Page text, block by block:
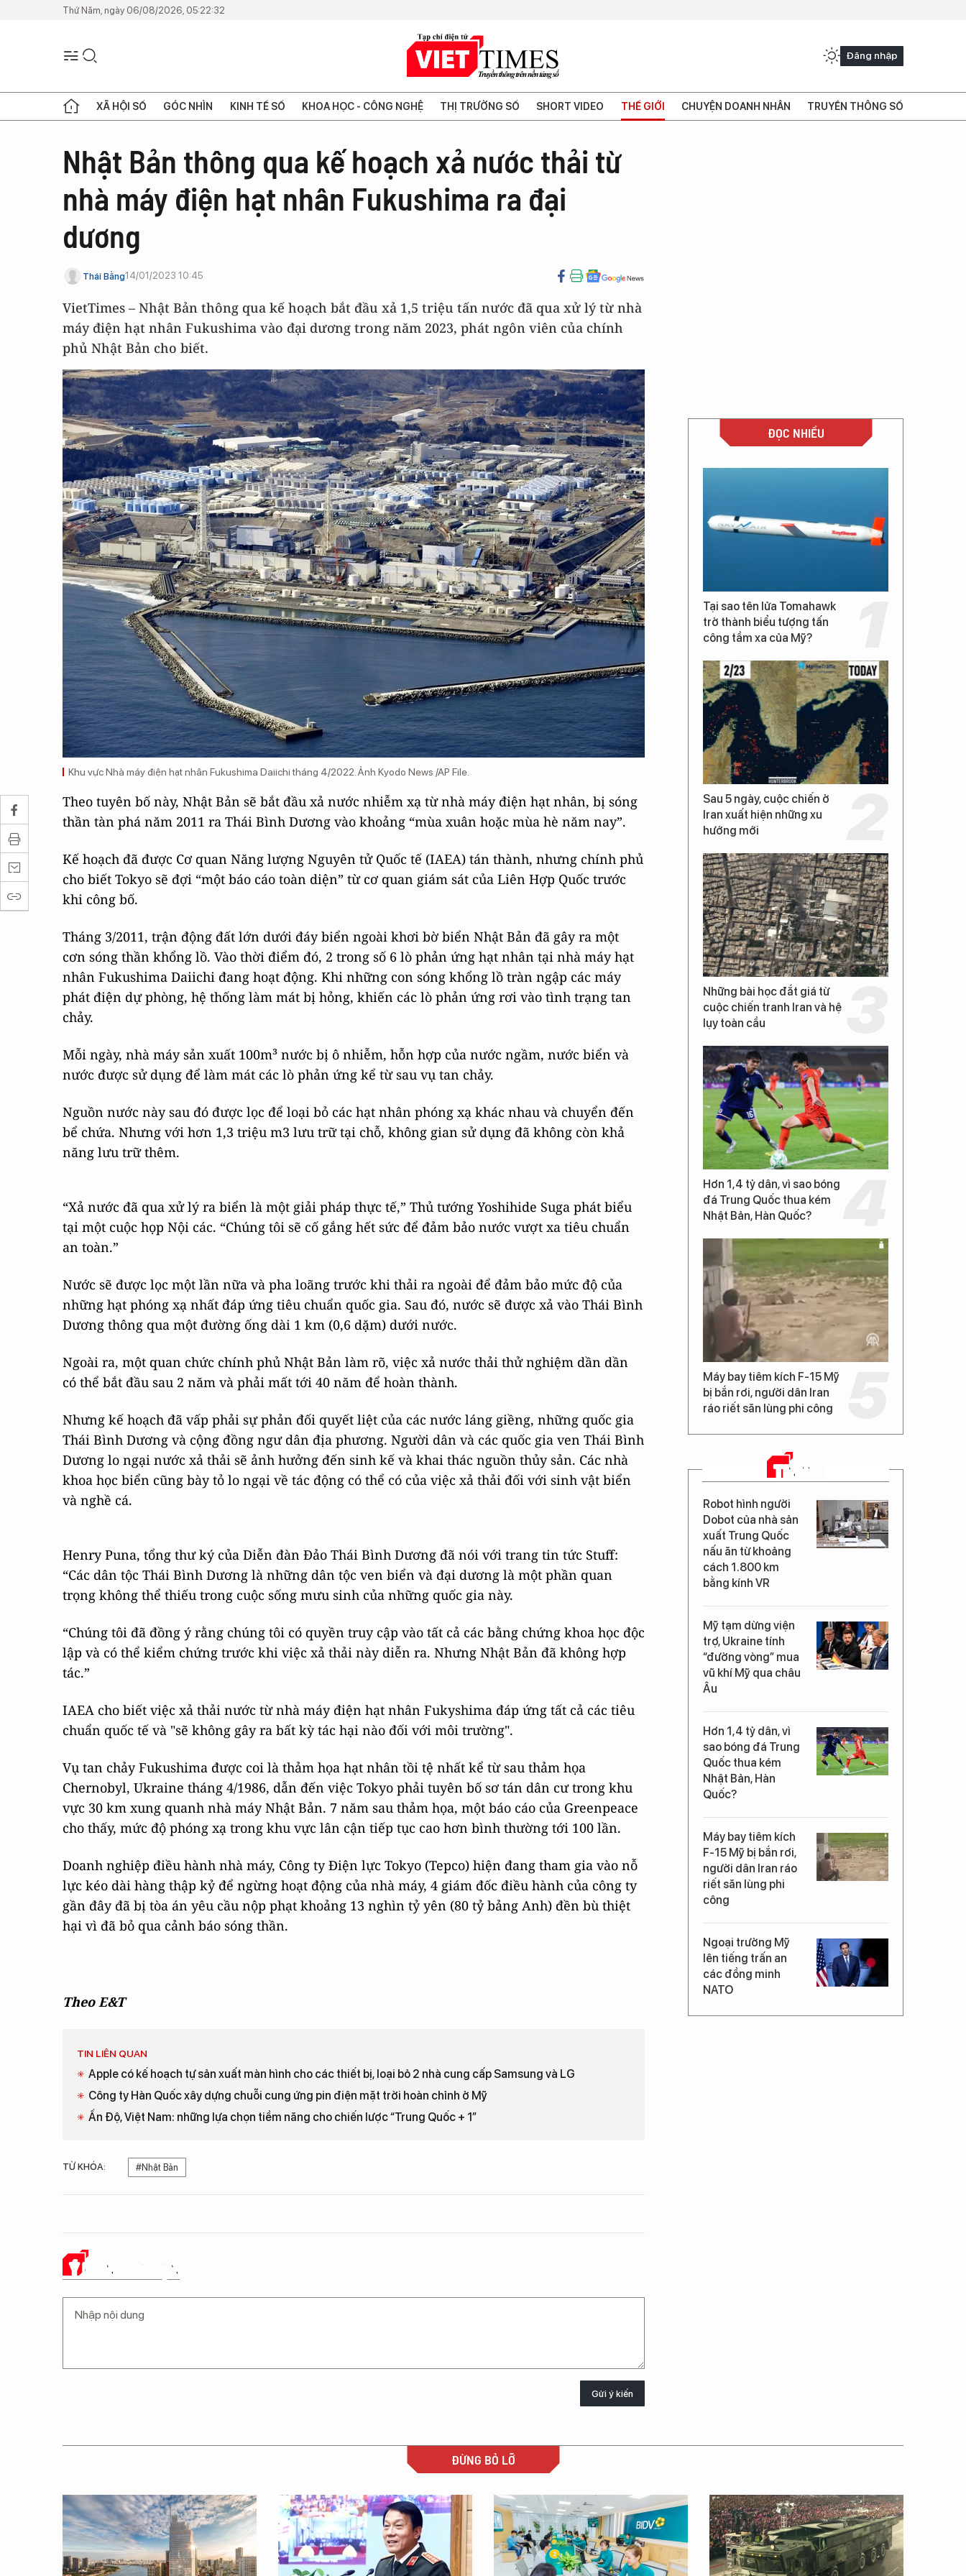
Thứ Năm, ngày 06/08/2026, 05:22:32
Đăng nhập
XÃ HỘI SỐ GÓC NHÌN KINH TẾ SỐ KHOA HỌC - CÔNG NGHỆ THỊ TRƯỜNG SỐ SHORT VIDEO THẾ GIỚI CHUYỆN DOANH NHÂN TRUYỀN THÔNG SỐ
Nhật Bản thông qua kế hoạch xả nước thải từ
nhà máy điện hạt nhân Fukushima ra đại
dương
Thái Bằng14/01/2023 10:45
VietTimes – Nhật Bản thông qua kế hoạch bắt đầu xả 1,5 triệu tấn nước đã qua xử lý từ nhà
máy điện hạt nhân Fukushima vào đại dương trong năm 2023, phát ngôn viên của chính
phủ Nhật Bản cho biết.
Khu vực Nhà máy điện hạt nhân Fukushima Daiichi tháng 4/2022. Ảnh Kyodo News /AP File.
Theo tuyên bố này, Nhật Bản sẽ bắt đầu xả nước nhiễm xạ từ nhà máy điện hạt nhân, bị sóng
thần tàn phá năm 2011 ra Thái Bình Dương vào khoảng “mùa xuân hoặc mùa hè năm nay”.
Kế hoạch đã được Cơ quan Năng lượng Nguyên tử Quốc tế (IAEA) tán thành, nhưng chính phủ
cho biết Tokyo sẽ đợi “một báo cáo toàn diện” từ cơ quan giám sát của Liên Hợp Quốc trước
khi công bố.
Tháng 3/2011, trận động đất lớn dưới đáy biển ngoài khơi bờ biển Nhật Bản đã gây ra một
cơn sóng thần khổng lồ. Vào thời điểm đó, 2 trong số 6 lò phản ứng hạt nhân tại nhà máy hạt
nhân Fukushima Daiichi đang hoạt động. Khi những con sóng khổng lồ tràn ngập các máy
phát điện dự phòng, hệ thống làm mát bị hỏng, khiến các lò phản ứng rơi vào tình trạng tan
chảy.
Mỗi ngày, nhà máy sản xuất 100m³ nước bị ô nhiễm, hỗn hợp của nước ngầm, nước biển và
nước được sử dụng để làm mát các lò phản ứng kể từ sau vụ tan chảy.
Nguồn nước này sau đó được lọc để loại bỏ các hạt nhân phóng xạ khác nhau và chuyển đến
bể chứa. Nhưng với hơn 1,3 triệu m­3 lưu trữ tại chỗ, không gian sử dụng đã không còn khả
năng lưu trữ thêm.
“Xả nước đã qua xử lý ra biển là một giải pháp thực tế,” Thủ tướng Yoshihide Suga phát biểu
tại một cuộc họp Nội các. “Chúng tôi sẽ cố gắng hết sức để đảm bảo nước vượt xa tiêu chuẩn
an toàn.”
Nước sẽ được lọc một lần nữa và pha loãng trước khi thải ra ngoài để đảm bảo mức độ của
những hạt phóng xạ nhất đáp ứng tiêu chuẩn quốc gia. Sau đó, nước sẽ được xả vào Thái Bình
Dương thông qua một đường ống dài 1 km (0,6 dặm) dưới nước.
Ngoài ra, một quan chức chính phủ Nhật Bản làm rõ, việc xả nước thải thử nghiệm dần dần
có thể bắt đầu sau 2 năm và phải mất tới 40 năm để hoàn thành.
Nhưng kế hoạch đã vấp phải sự phản đối quyết liệt của các nước láng giềng, những quốc gia
Thái Bình Dương và cộng đồng ngư dân địa phương. Người dân và các quốc gia ven Thái Bình
Dương lo ngại nước xả thải sẽ ảnh hưởng đến sinh kế và khai thác nguồn thủy sản. Các nhà
khoa học biển cũng bày tỏ lo ngại về tác động có thể có của việc xả thải đối với sinh vật biển
và nghề cá.
Henry Puna, tổng thư ký của Diễn đàn Đảo Thái Bình Dương đã nói với trang tin tức Stuff:
“Các dân tộc Thái Bình Dương là những dân tộc ven biển và đại dương là một phần quan
trọng không thể thiếu trong cuộc sống mưu sinh của những quốc gia này.
“Chúng tôi đã đồng ý rằng chúng tôi có quyền truy cập vào tất cả các bằng chứng khoa học độc
lập và có thể kiểm chứng trước khi việc xả thải này diễn ra. Nhưng Nhật Bản đã không hợp
tác.”
IAEA cho biết việc xả thải nước từ nhà máy điện hạt nhân Fukyshima đáp ứng tất cả các tiêu
chuẩn quốc tế và "sẽ không gây ra bất kỳ tác hại nào đối với môi trường".
Vụ tan chảy Fukushima được coi là thảm họa hạt nhân tồi tệ nhất kể từ sau thảm họa
Chernobyl, Ukraine tháng 4/1986, dẫn đến việc Tokyo phải tuyên bố sơ tán dân cư trong khu
vực 30 km xung quanh nhà máy Nhật Bản. 7 năm sau thảm họa, một báo cáo của Greenpeace
cho thấy, mức độ phóng xạ trong khu vực lân cận tiếp tục cao hơn bình thường tới 100 lần.
Doanh nghiệp điều hành nhà máy, Công ty Điện lực Tokyo (Tepco) hiện đang tham gia vào nỗ
lực kéo dài hàng thập kỷ để ngừng hoạt động của nhà máy, 4 giám đốc điều hành của công ty
gần đây đã bị tòa án yêu cầu nộp phạt khoảng 13 nghìn tỷ yên (80 tỷ bảng Anh) đền bù thiệt
hại vì đã bỏ qua cảnh báo sóng thần.
Theo E&T
TIN LIÊN QUAN
Apple có kế hoạch tự sản xuất màn hình cho các thiết bị, loại bỏ 2 nhà cung cấp Samsung và LG
Công ty Hàn Quốc xây dựng chuỗi cung ứng pin điện mặt trời hoàn chỉnh ở Mỹ
Ấn Độ, Việt Nam: những lựa chọn tiềm năng cho chiến lược “Trung Quốc + 1”
TỪ KHÓA: #Nhật Bản
Ý KIẾN CỦA BẠN
Gửi ý kiến
ĐỌC NHIỀU
Tại sao tên lửa Tomahawk
trở thành biểu tượng tấn
công tầm xa của Mỹ?
Sau 5 ngày, cuộc chiến ở
Iran xuất hiện những xu
hướng mới
Những bài học đắt giá từ
cuộc chiến tranh Iran và hệ
lụy toàn cầu
Hơn 1,4 tỷ dân, vì sao bóng
đá Trung Quốc thua kém
Nhật Bản, Hàn Quốc?
Máy bay tiêm kích F-15 Mỹ
bị bắn rơi, người dân Iran
ráo riết săn lùng phi công
TIN MỚI
Robot hình người
Dobot của nhà sản
xuất Trung Quốc
nấu ăn từ khoảng
cách 1.800 km
bằng kính VR
Mỹ tạm dừng viện
trợ, Ukraine tính
“đường vòng” mua
vũ khí Mỹ qua châu
Âu
Hơn 1,4 tỷ dân, vì
sao bóng đá Trung
Quốc thua kém
Nhật Bản, Hàn
Quốc?
Máy bay tiêm kích
F-15 Mỹ bị bắn rơi,
người dân Iran ráo
riết săn lùng phi
công
Ngoại trưởng Mỹ
lên tiếng trấn an
các đồng minh
NATO
ĐỪNG BỎ LỠ